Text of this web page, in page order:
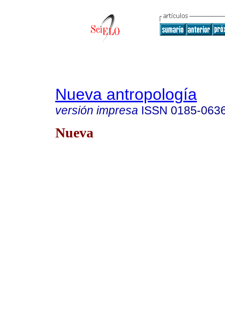
Nueva antropología
versión impresa ISSN 0185-
Nueva